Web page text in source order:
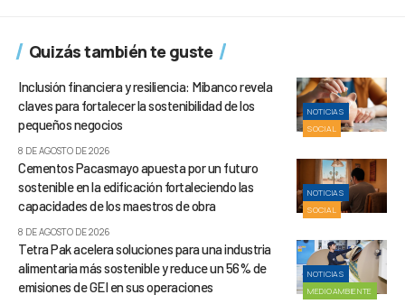
Quizás también te guste
NOTICIAS
SOCIAL
Inclusión financiera y resiliencia: Mibanco revela
claves para fortalecer la sostenibilidad de los
pequeños negocios
8 DE AGOSTO DE 2026
NOTICIAS
SOCIAL
Cementos Pacasmayo apuesta por un futuro
sostenible en la edificación fortaleciendo las
capacidades de los maestros de obra
8 DE AGOSTO DE 2026
NOTICIAS
MEDIOAMBIENTE
Tetra Pak acelera soluciones para una industria
alimentaria más sostenible y reduce un 56% de
emisiones de GEI en sus operaciones